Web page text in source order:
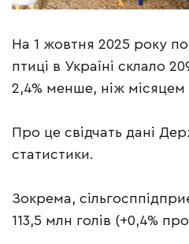
На 1 жовтня 2025 року
птиці в Україні склало
2,4% менше, ніж місяцем
Про це свідчать дані
статистики.
Зокрема,
113,5 млн голів (+0,4%